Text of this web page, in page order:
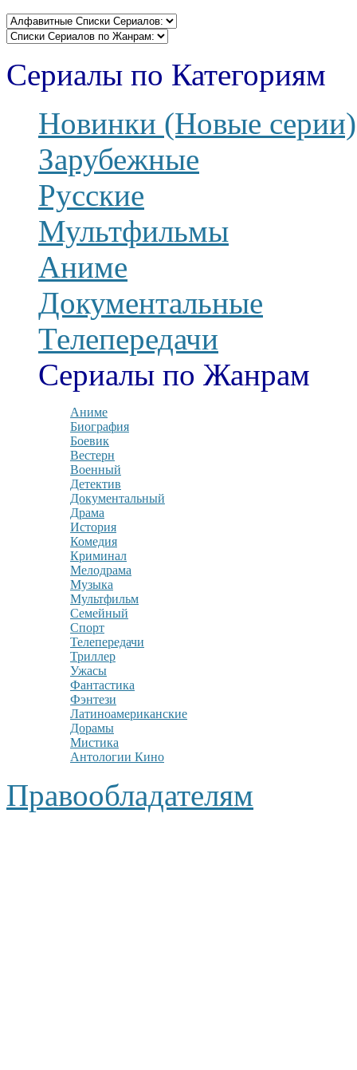
Сериалы по Категориям
Новинки (Новые серии)
Зарубежные
Русские
Мультфильмы
Аниме
Документальные
Телепередачи
Сериалы по Жанрам
Аниме
Биография
Боевик
Вестерн
Военный
Детектив
Документальный
Драма
История
Комедия
Криминал
Мелодрама
Музыка
Мультфильм
Семейный
Спорт
Телепередачи
Триллер
Ужасы
Фантастика
Фэнтези
Латиноамериканские
Дорамы
Мистика
Антологии Кино
Правообладателям